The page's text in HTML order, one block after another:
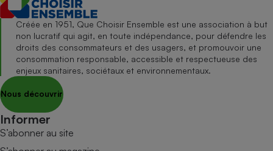
Créée en 1951, Que Choisir Ensemble est une association à but
non lucratif qui agit, en toute indépendance, pour défendre les
droits des consommateurs et des usagers, et promouvoir une
consommation responsable, accessible et respectueuse des
enjeux sanitaires, sociétaux et environnementaux.
Nous découvrir
Informer
S’abonner au site